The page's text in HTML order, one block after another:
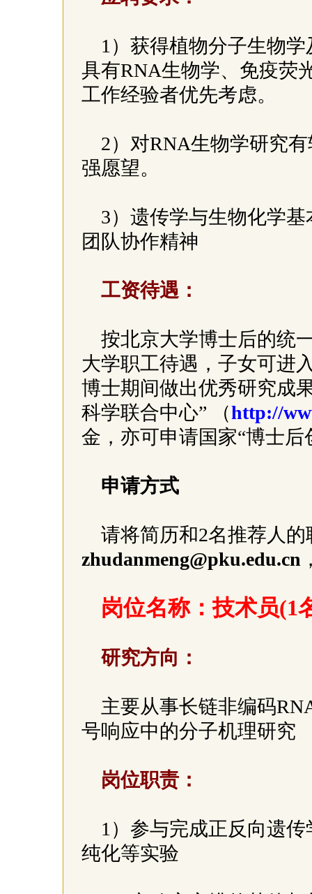
1）获得植物分子生物
具有RNA生物学、免疫荧
工作经验者优先考虑。
2）对RNA生物学研究
强愿望。
3）遗传学与生物化学
团队协作精神
工资待遇：
按北京大学博士后的统
大学职工待遇，子女可进
博士期间做出优秀研究成
科学联合中心” （http://
金，亦可申请国家“博士
申请方式
请将简历和2名推荐人
zhudanmeng@pku.edu.cn
岗位名称：技术员(1
研究方向：
主要从事长链非编码
号响应中的分子机理研究
岗位职责：
1）参与完成正反向遗
纯化等实验